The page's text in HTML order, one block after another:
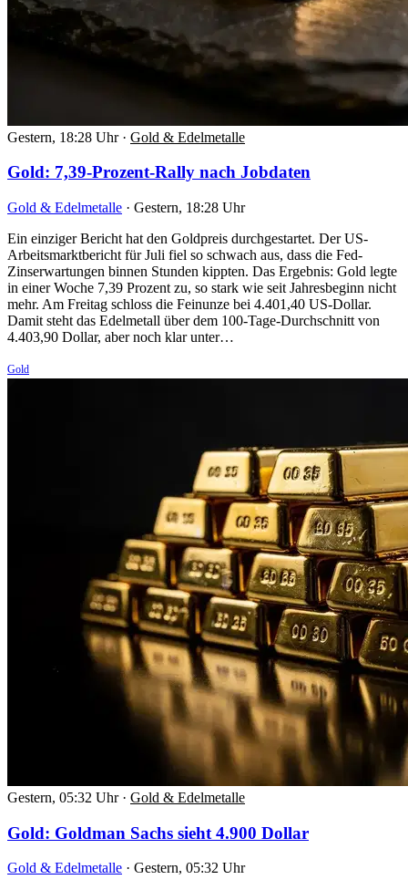
Gestern, 18:28 Uhr · Gold & Edelmetalle
Gold: 7,39-Prozent-Rally nach Jobdaten
Gold & Edelmetalle · Gestern, 18:28 Uhr
Ein einziger Bericht hat den Goldpreis durchgestartet. Der US-
Arbeitsmarktbericht für Juli fiel so schwach aus, dass die Fed-
Zinserwartungen binnen Stunden kippten. Das Ergebnis: Gold legte
in einer Woche 7,39 Prozent zu, so stark wie seit Jahresbeginn nicht
mehr. Am Freitag schloss die Feinunze bei 4.401,40 US-Dollar.
Damit steht das Edelmetall über dem 100-Tage-Durchschnitt von
4.403,90 Dollar, aber noch klar unter…
Gold
Gestern, 05:32 Uhr · Gold & Edelmetalle
Gold: Goldman Sachs sieht 4.900 Dollar
Gold & Edelmetalle · Gestern, 05:32 Uhr